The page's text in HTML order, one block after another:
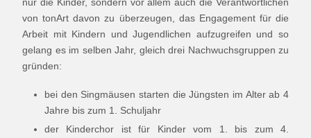
von tonArt davon zu überzeugen, das Engagement für die
Arbeit mit Kindern und Jugendlichen aufzugreifen und so
gelang es im selben Jahr, gleich drei Nachwuchsgruppen zu
gründen:
bei den Singmäusen starten die Jüngsten im Alter ab 4
Jahre bis zum 1. Schuljahr
der Kinderchor ist für Kinder vom 1. bis zum 4.